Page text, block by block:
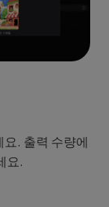
요. 출력 수량에
요.